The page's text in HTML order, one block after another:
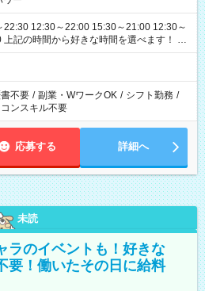
22:30 12:30～22:00 15:30～21:00 12:30～
性があります
不要 / 副業・WワークOK / シフト勤務 /
ンスキル不要
応募する 詳細へ
未読
ラのイベントも！好きな
！働いたその日に給料